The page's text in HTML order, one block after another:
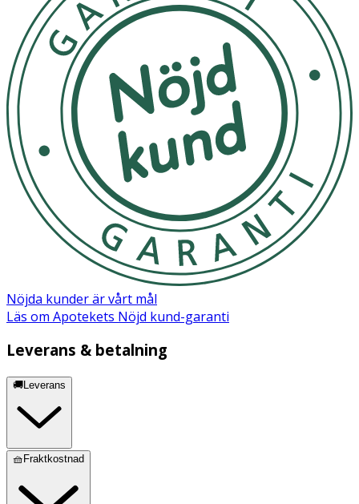
Nöjda kunder är vårt mål
Läs om Apotekets Nöjd kund-garanti
Leverans & betalning
🚚Leverans
🧺Fraktkostnad